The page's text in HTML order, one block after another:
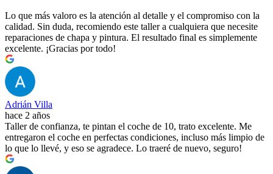
Lo que más valoro es la atención al detalle y el compromiso con la
calidad. Sin duda, recomiendo este taller a cualquiera que necesite
reparaciones de chapa y pintura. El resultado final es simplemente
excelente. ¡Gracias por todo!
Adrián Villa
hace 2 años
Taller de confianza, te pintan el coche de 10, trato excelente. Me
entregaron el coche en perfectas condiciones, incluso más limpio de
lo que lo llevé, y eso se agradece. Lo traeré de nuevo, seguro!